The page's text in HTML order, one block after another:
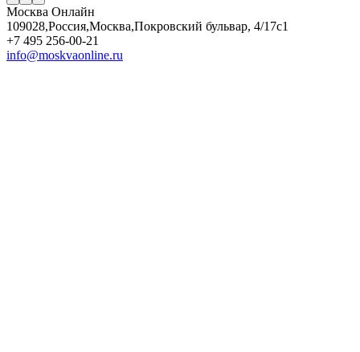
Москва Онлайн
109028,Россия,Москва,Покровский бульвар, 4/17с1
+7 495 256-00-21
info@moskvaonline.ru